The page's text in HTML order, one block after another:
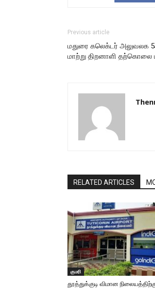
Previous article
மதுரை கலெக்டர் அலுவலக
மாற்று திறனாளி தற்கொலை
RELATED ARTICLES
குமரி
தூத்துக்குடி விமான